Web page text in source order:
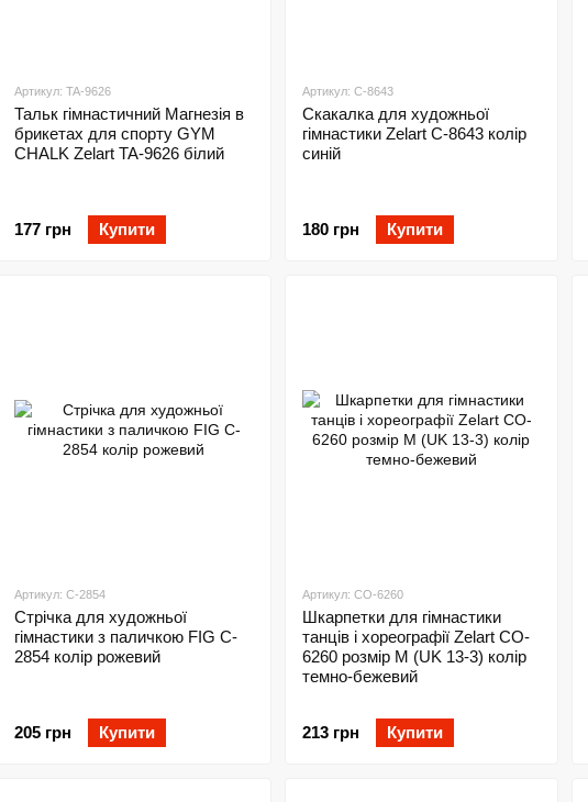
Артикул: TA-9626
Тальк гімнастичний Магнезія в
брикетах для спорту GYM
CHALK Zelart TA-9626 білий
177 грн Купити
Артикул: C-8643
Скакалка для художньої
гімнастики Zelart C-8643 колір
синій
180 грн Купити
Артикул: C-2854
Стрічка для художньої
гімнастики з паличкою FIG C-
2854 колір рожевий
205 грн Купити
Артикул: CO-6260
Шкарпетки для гімнастики
танців і хореографії Zelart CO-
6260 розмір M (UK 13-3) колір
темно-бежевий
213 грн Купити